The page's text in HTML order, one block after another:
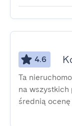
4.6
Ta
na
średnią